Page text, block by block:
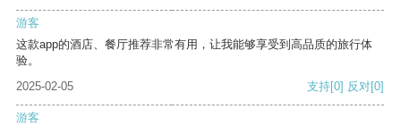
游客
这款app的酒店、餐厅推荐非常有用，让我能够享受到高品质的旅行体
验。
2025-02-05
支持[0] 反对[0]
游客